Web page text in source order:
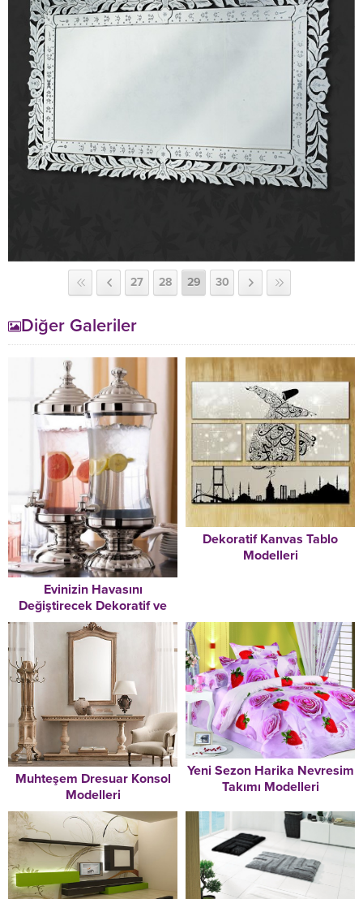
27 28 29 30
Diğer Galeriler
Evinizin Havasını
Değiştirecek Dekoratif ve
Kullanışlı Cam Eşyalar
Dekoratif Kanvas Tablo
Modelleri
Muhteşem Dresuar Konsol
Modelleri
Yeni Sezon Harika Nevresim
Takımı Modelleri